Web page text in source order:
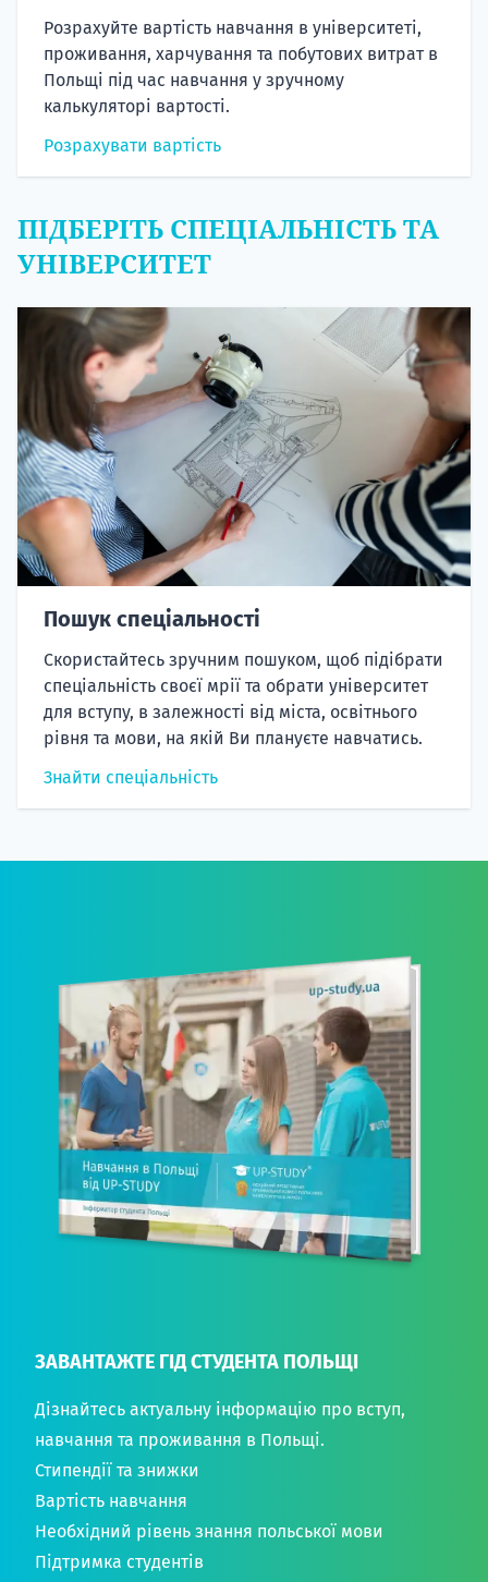
Розрахуйте вартість навчання в університеті,
проживання, харчування та побутових витрат в
Польщі під час навчання у зручному
калькуляторі вартості.
Розрахувати вартість
ПІДБЕРІТЬ СПЕЦІАЛЬНІСТЬ ТА
УНІВЕРСИТЕТ
Пошук спеціальності
Скористайтесь зручним пошуком, щоб підібрати
спеціальність своєї мрії та обрати університет
для вступу, в залежності від міста, освітнього
рівня та мови, на якій Ви плануєте навчатись.
Знайти спеціальність
ЗАВАНТАЖТЕ ГІД СТУДЕНТА ПОЛЬЩІ
Дізнайтесь актуальну інформацію про вступ,
навчання та проживання в Польщі.
Стипендії та знижки
Вартість навчання
Необхідний рівень знання польської мови
Підтримка студентів